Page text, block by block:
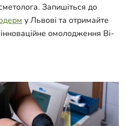
Запишіться до
у Львові та отримайте
омолодження Bi-